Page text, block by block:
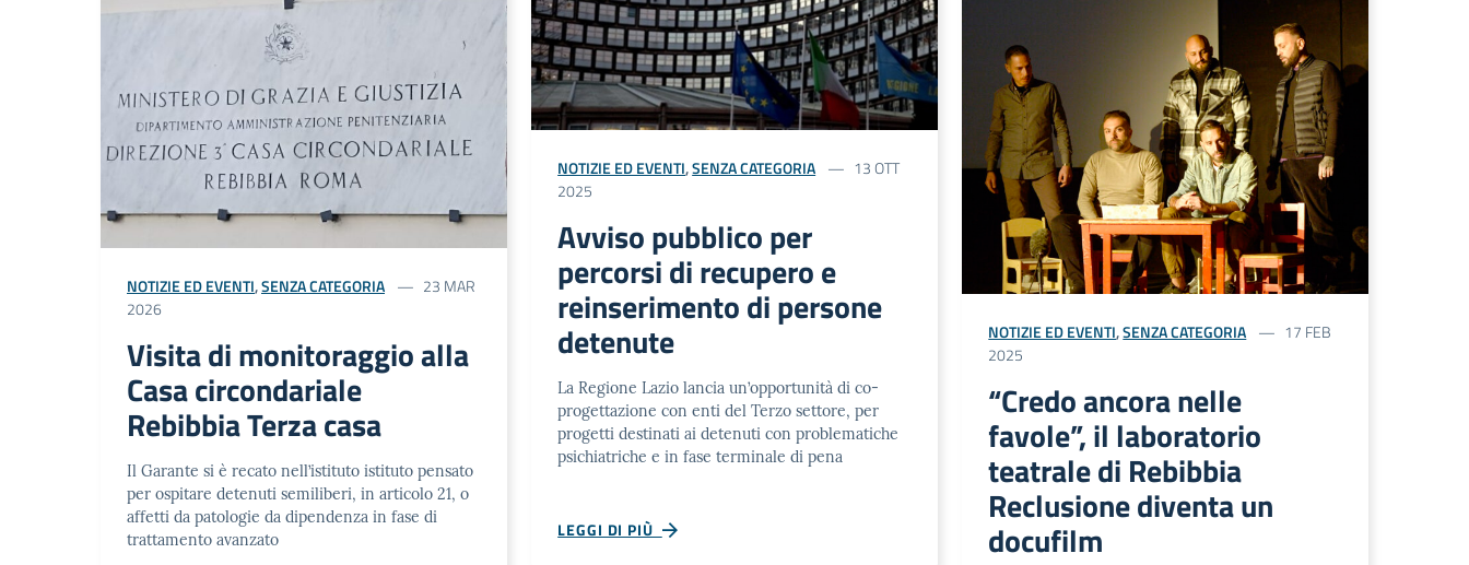
NOTIZIE ED EVENTI,SENZA CATEGORIA
23 MAR
2026
Visita di monitoraggio alla
Casa circondariale
Rebibbia Terza casa
Il Garante si è recato nell’istituto istituto pensato
per ospitare detenuti semiliberi, in articolo 21, o
affetti da patologie da dipendenza in fase di
trattamento avanzato
NOTIZIE ED EVENTI,SENZA CATEGORIA
13 OTT
2025
Avviso pubblico per
percorsi di recupero e
reinserimento di persone
detenute
La Regione Lazio lancia un’opportunità di co-
progettazione con enti del Terzo settore, per
progetti destinati ai detenuti con problematiche
psichiatriche e in fase terminale di pena
LEGGI DI PIÙ
NOTIZIE ED EVENTI,SENZA CATEGORIA
17 FEB
2025
“Credo ancora nelle
favole”, il laboratorio
teatrale di Rebibbia
Reclusione diventa un
docufilm